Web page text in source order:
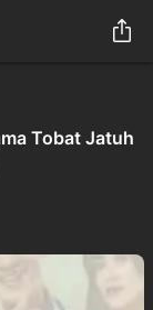
Tobat Jatuh